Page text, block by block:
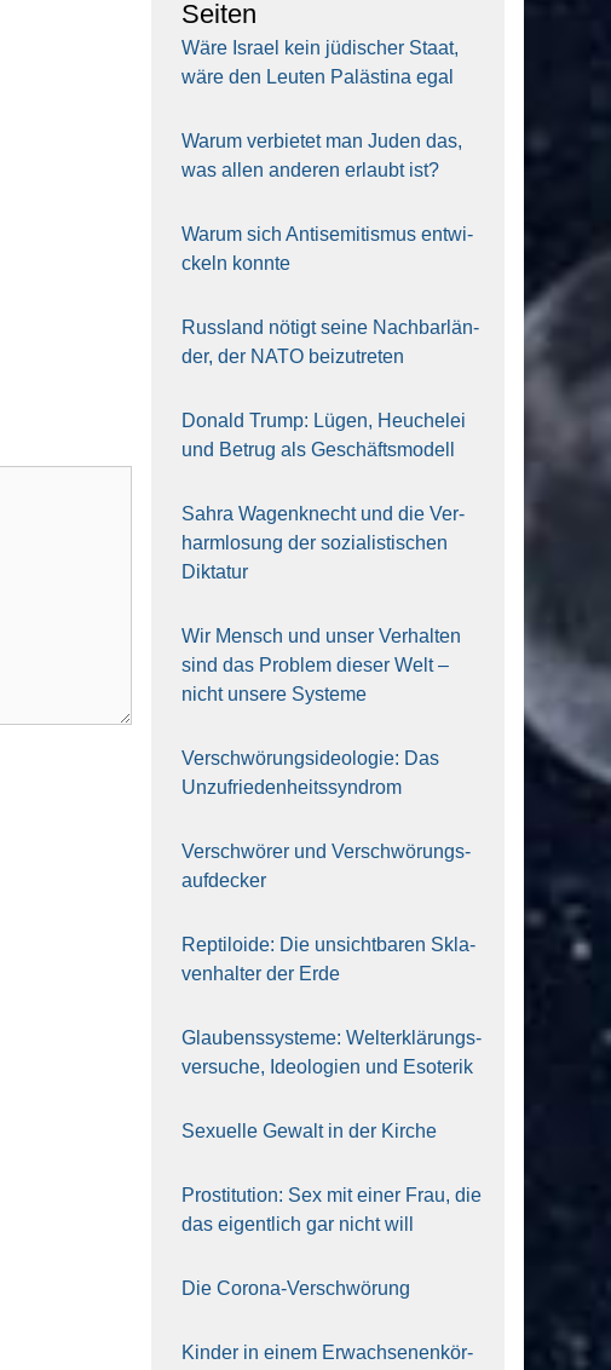
Sei­ten
Wäre Isra­el kein jüdi­scher Staat,
wäre den Leu­ten Paläs­ti­na egal
War­um ver­bie­tet man Juden das,
was allen ande­ren erlaubt ist?
War­um sich Anti­se­mi­tis­mus ent­wi­
ckeln konn­te
Russ­land nötigt sei­ne Nach­bar­län­
der, der NATO bei­zu­tre­ten
Donald Trump: Lügen, Heu­che­lei
und Betrug als Geschäfts­mo­dell
Sahra Wagen­knecht und die Ver­
harm­lo­sung der sozia­lis­ti­schen
Dik­ta­tur
Wir Mensch und unser Ver­hal­ten
sind das Pro­blem die­ser Welt –
nicht unse­re Sys‍te‍me
Ver­schwö­rungs­ideo­lo­gie: Das
Unzufrieden­heitssyndrom
Ver­schwö­rer und Verschwörungs­
aufdecker
Rep­ti­lo­ide: Die unsicht­ba­ren Skla­
ven­hal­ter der Erde
Glau­bens­sys­te­me: Welt­erklä­rungs­
ver­su­che, Ideo­lo­gien und Eso­te­rik
Sexu­el­le Gewalt in der Kir­che
Pro­sti­tu­ti­on: Sex mit einer Frau, die
das eigent­lich gar nicht will
Die Coro­na-Ver­schwö­rung
Kin­der in einem Erwach­se­nen­kör­